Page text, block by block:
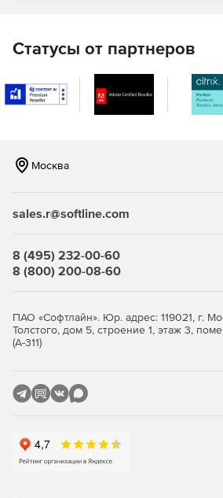
Статусы от партнеров
Москва
sales.r@softline.com
8 (495) 232-00-60
8 (800) 200-08-60
ПАО «Софтлайн». Юр. адрес: 119021, г.
Толстого, дом 5, строение 1, этаж 3,
(А-311)